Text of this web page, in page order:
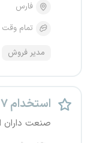
فارس
تمام وقت
مدیر فروش
استخدام ۷ عنوان شغلی
صنعت داران